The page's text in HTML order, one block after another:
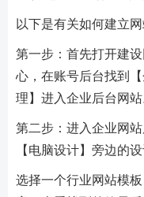
以下是有关如何建立
第一步：首先打开建
心，在账号后台找到
理】进入企业后台网站
第二步：进入企业网
【电脑设计】旁边的
选择一个行业网站模